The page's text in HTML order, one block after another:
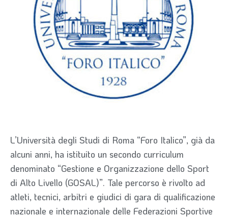
L’Università degli Studi di Roma “Foro Italico”, già da
alcuni anni, ha istituito un secondo curriculum
denominato “Gestione e Organizzazione dello Sport
di Alto Livello (GOSAL)”. Tale percorso è rivolto ad
atleti, tecnici, arbitri e giudici di gara di qualificazione
nazionale e internazionale delle Federazioni Sportive